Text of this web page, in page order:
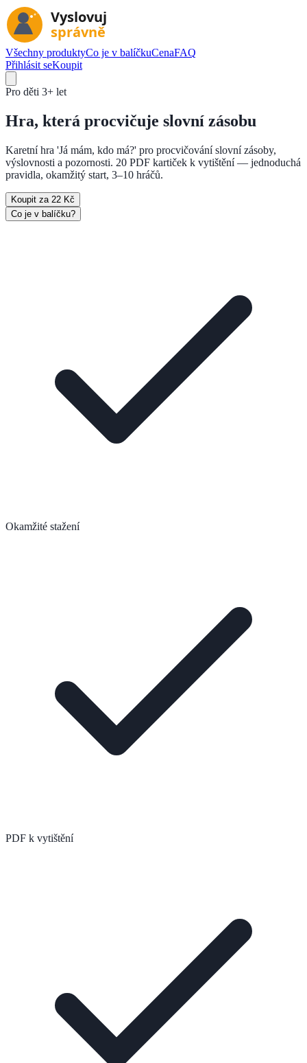
Všechny produktyCo je v balíčkuCenaFAQ
Přihlásit seKoupit
Pro děti 3+ let
Hra, která procvičuje slovní zásobu
Karetní hra 'Já mám, kdo má?' pro procvičování slovní zásoby,
výslovnosti a pozornosti. 20 PDF kartiček k vytištění — jednoduchá
pravidla, okamžitý start, 3–10 hráčů.
Koupit za 22 Kč
Co je v balíčku?
Okamžité stažení
PDF k vytištění